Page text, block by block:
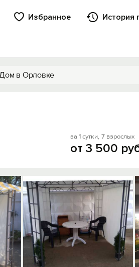
Избранное История
в Орловке
за 1 сутки, 7 взрослых
от 3 500